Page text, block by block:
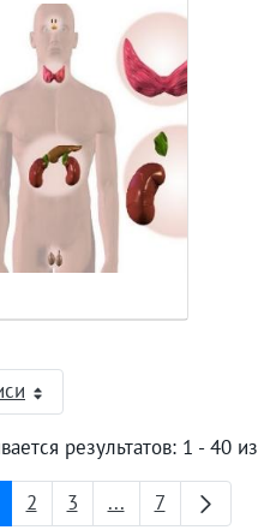
страницу
результатов: 1 - 40
Страница
2 Страница
3 ...Промежуточные
Страница
7